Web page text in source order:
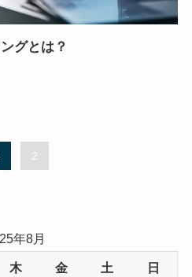
グとは？
2
年8月
木 金 土 日